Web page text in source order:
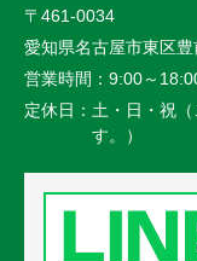
〒461-0034
愛知県名古屋市東区
営業時間： 9:00～
定休日： 土・日・祝
す。）